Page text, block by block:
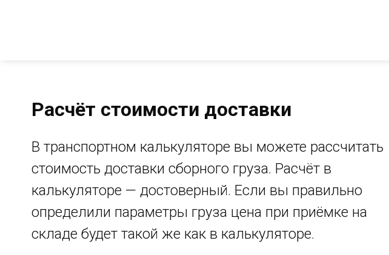
Расчёт стоимости доставки
В транспортном калькуляторе вы можете рассчитать
стоимость доставки сборного груза. Расчёт в
калькуляторе — достоверный. Если вы правильно
определили параметры груза цена при приёмке на
складе будет такой же как в калькуляторе.